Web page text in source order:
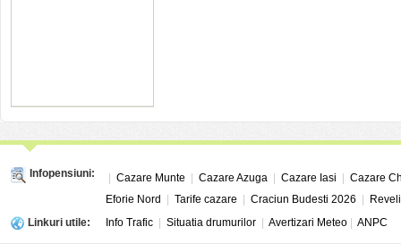
Infopensiuni: Cazare Munte Cazare Azuga Cazare Iasi
Cazare
Eforie Nord
Tarife cazare Craciun Budesti 2026
Linkuri utile:
Info Trafic Situatia drumurilor Avertizari Meteo ANPC